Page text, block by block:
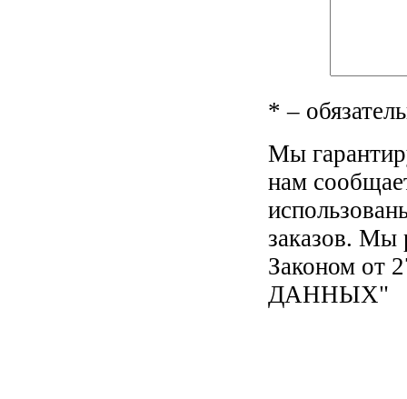
* –
Мы
нам
заказов. Мы
Законом
ДАННЫХ"